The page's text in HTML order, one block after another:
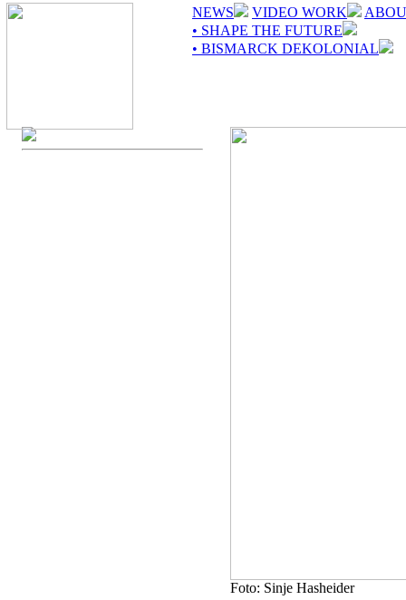
NEWS VIDEO WORK
• SHAPE THE FUTURE
• BISMARCK DEKOLONIAL
Foto: Sinje Hasheider